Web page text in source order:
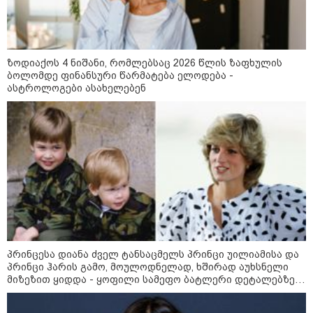
გამომდინარე, მართებულად
მიგვაჩნია, რომ ადამიანის
გასვენება ტაძრიდან არ მოხდეს,
ეს მგლოვიარეს ისეთი
სიყვარულითა უნდა ავუხსნათ,
რომ შფოთვა არ დაიბადოს" -
დედა სიდონია
16:02 / 03-08-2026
"15 წლის წინ ჩადენილი
დანაშაული, 5-ჯერ შეცვლილი
მოსამართლე, 4-ჯერ თავიდან
დაწყებული საქმე... მადლობა
პროკურატურას, მათ გარეშე ეს
შედეგი არ დადგებოდა" - ქეთა
ხარძიანი
კატეგორიის ყველა სიახლე
„ნაციონალური მოძრაობა” -
გიორგი ბარამიძის წინააღმდეგ
საქმე ცილისმწამებლური და
ზოდიაქოს 4 ნიშანი, რომლებსაც 2026 წლის ზაფხულის
ბოლომდე ფინანსური წარმატება ელოდება -
ასტროლოგები ასახელებენ
პრინცესა დიანა ძველ ტანსაცმელს პრინცი უილიამისა და
პრინცი ჰარის გამო, მოულოდნელად, ხშირად აუხსნელი
მიზეზით ყიდდა - ყოფილი სამეფო ბატლერი დეტალებზე
საკუთარ წიგნში საუბრობს